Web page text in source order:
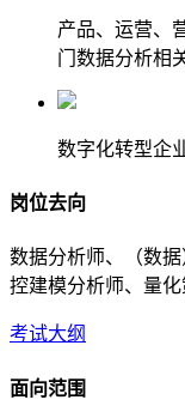
产品、运营、
门数据分析相
数字化转型企
岗位去向
数据分析师、（数
控建模分析师、量
考试大纲
面向范围